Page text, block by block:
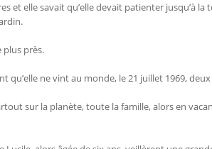
et elle savait qu’elle devait patienter jusqu’à
plus près.
qu’elle ne vint au monde, le 21 juillet 1969,
sur la planète, toute la famille, alors en